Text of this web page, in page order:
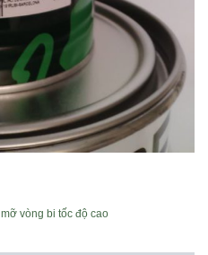
mỡ vòng bi tốc độ cao